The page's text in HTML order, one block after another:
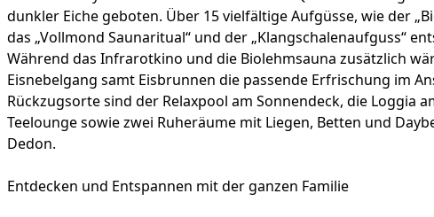
dunkler Eiche geboten. Über 15 vielfältige Aufgüsse, wie der
das „Vollmond Saunaritual“ und der „Klangschalenaufguss“
Während das Infrarotkino und die Biolehmsauna zusätzlich
Eisnebelgang samt Eisbrunnen die passende Erfrischung im
Rückzugsorte sind der Relaxpool am Sonnendeck, die Loggia
Teelounge sowie zwei Ruheräume mit Liegen, Betten und
Dedon.
Entdecken und Entspannen mit der ganzen Familie